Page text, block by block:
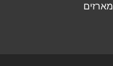
מארזים